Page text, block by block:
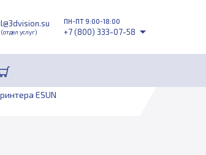
(отдел услуг)
ПН-ПТ 9:00-18:00
+7 (800) 333-07-58
ESUN